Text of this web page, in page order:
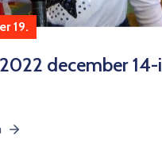
19.
december 14-i